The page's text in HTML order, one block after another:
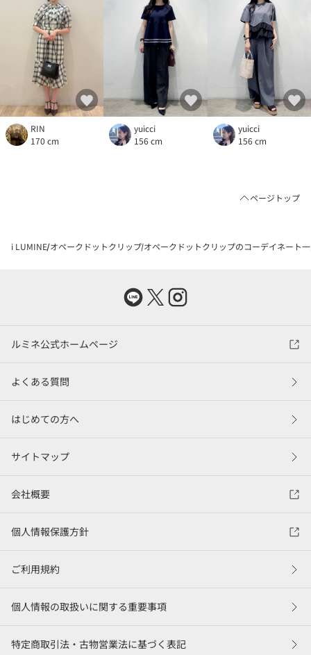
RIN
170 cm
yuicci
156 cm
yuicci
156 cm
ページトップ
i LUMINE オペークドットクリップ オペークドットクリップのコーデイネート
ルミネ公式ホームページ
よくある質問
はじめての方へ
サイトマップ
会社概要
個人情報保護方針
ご利用規約
個人情報の取扱いに関する重要事項
特定商取引法・古物営業法に基づく表記